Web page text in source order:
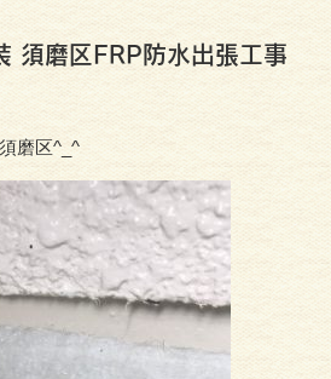
須磨区FRP防水出張工事
磨区^_^